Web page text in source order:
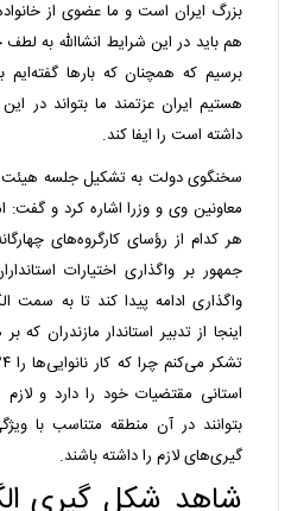
بزرگ ایران است و ما عضوی از
هم باید در این شرایط انشاالله به
برسیم که همچنان که بارها
هستیم ایران عزتمند ما بتواند در
داشته است را ایفا کند.
سخنگوی دولت به تشکیل جلسه
معاونین وی و وزرا اشاره کرد و
هر کدام از رؤسای کارگروه‌های
جمهور بر واگذاری اختیارات
واگذاری ادامه پیدا کند تا به
اینجا از تدبیر استاندار مازندران
استانی مقتضیات خود را دارد و
بتوانند در آن منطقه متناسب با
گیری‌های لازم را داشته باشند.
شاهد شکل گیری